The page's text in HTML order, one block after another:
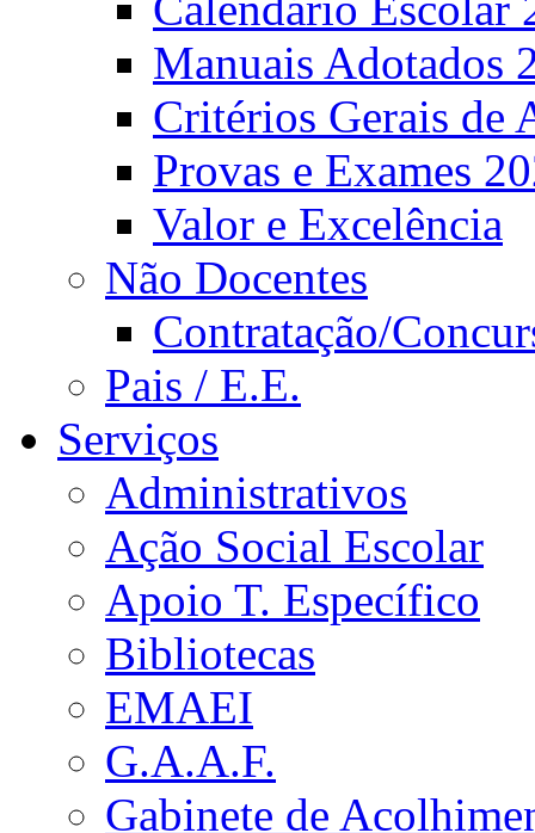
Manuais Adotados
Critérios Gerais de
Provas e Exames
Valor e Excelência
Não Docentes
Contratação/
Pais / E.E.
Serviços
Administrativos
Ação Social Escolar
Apoio T. Específico
Bibliotecas
EMAEI
G.A.A.F.
Gabinete de